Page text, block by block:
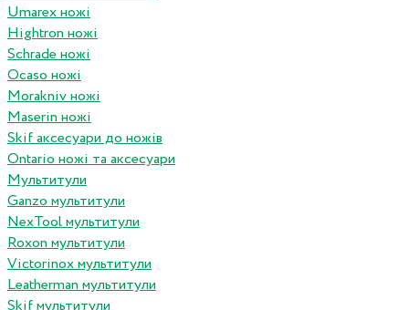
Umarex ножі
Hightron ножі
Schrade ножі
Ocaso ножі
Morakniv ножі
Maserin ножі
Skif аксесуари до ножів
Ontario ножі та аксесуари
Мультитули
Ganzo мультитули
NexTool мультитули
Roxon мультитули
Victorinox мультитули
Leatherman мультитули